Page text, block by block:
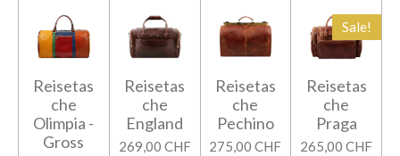
Reisetas
che
Olimpia -
Gross
Reisetas
che
England
269,00 CHF
Reisetas
che
Pechino
275,00 CHF
Sale!
Reisetas
che
Praga
265,00 CHF